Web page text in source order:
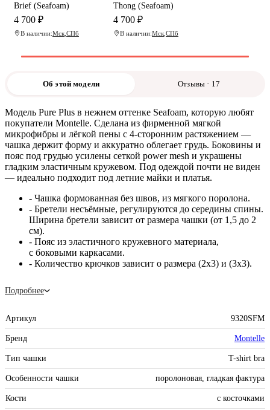
Brief (Seafoam)
4 700 ₽
В наличии:Мск СПб
Thong (Seafoam)
4 700 ₽
В наличии:Мск СПб
Об этой модели Отзывы · 17
Модель Pure Plus в нежнем оттенке Seafoam, которую любят
покупатели Montelle. Сделана из фирменной мягкой
микрофибры и лёгкой пены с 4-сторонним растяжением —
чашка держит форму и аккуратно облегает грудь. Боковины и
пояс под грудью усилены сеткой power mesh и украшены
гладким эластичным кружевом. Под одеждой почти не виден
— идеально подходит под летние майки и платья.
- Чашка формованная без швов, из мягкого поролона.
- Бретели несъёмные, регулируются до середины спины.
Ширина бретели зависит от размера чашки (от 1,5 до 2
см).
- Пояс из эластичного кружевного материала,
с боковыми каркасами.
- Количество крючков зависит о размера (2х3) и (3х3).
Подробнее
Артикул 9320SFM
Бренд Montelle
Тип чашки T-shirt bra
Особенности чашки поролоновая, гладкая фактура
Кости с косточками